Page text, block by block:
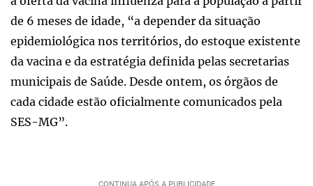
de 6 meses de idade, “a depender da situação
epidemiológica nos territórios, do estoque existente
da vacina e da estratégia definida pelas secretarias
municipais de Saúde. Desde ontem, os órgãos de
cada cidade estão oficialmente comunicados pela
SES-MG”.